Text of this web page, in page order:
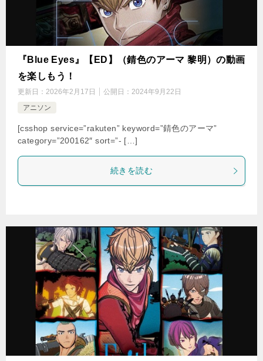
『Blue Eyes』【ED】（錆色のアーマ 黎明）の動画
を楽しもう！
更新日： 2026年2月17日 公開日： 2024年9月22日
アニソン
[csshop service=”rakuten” keyword=”錆色のアーマ”
category=”200162″ sort=”- […]
続きを読む